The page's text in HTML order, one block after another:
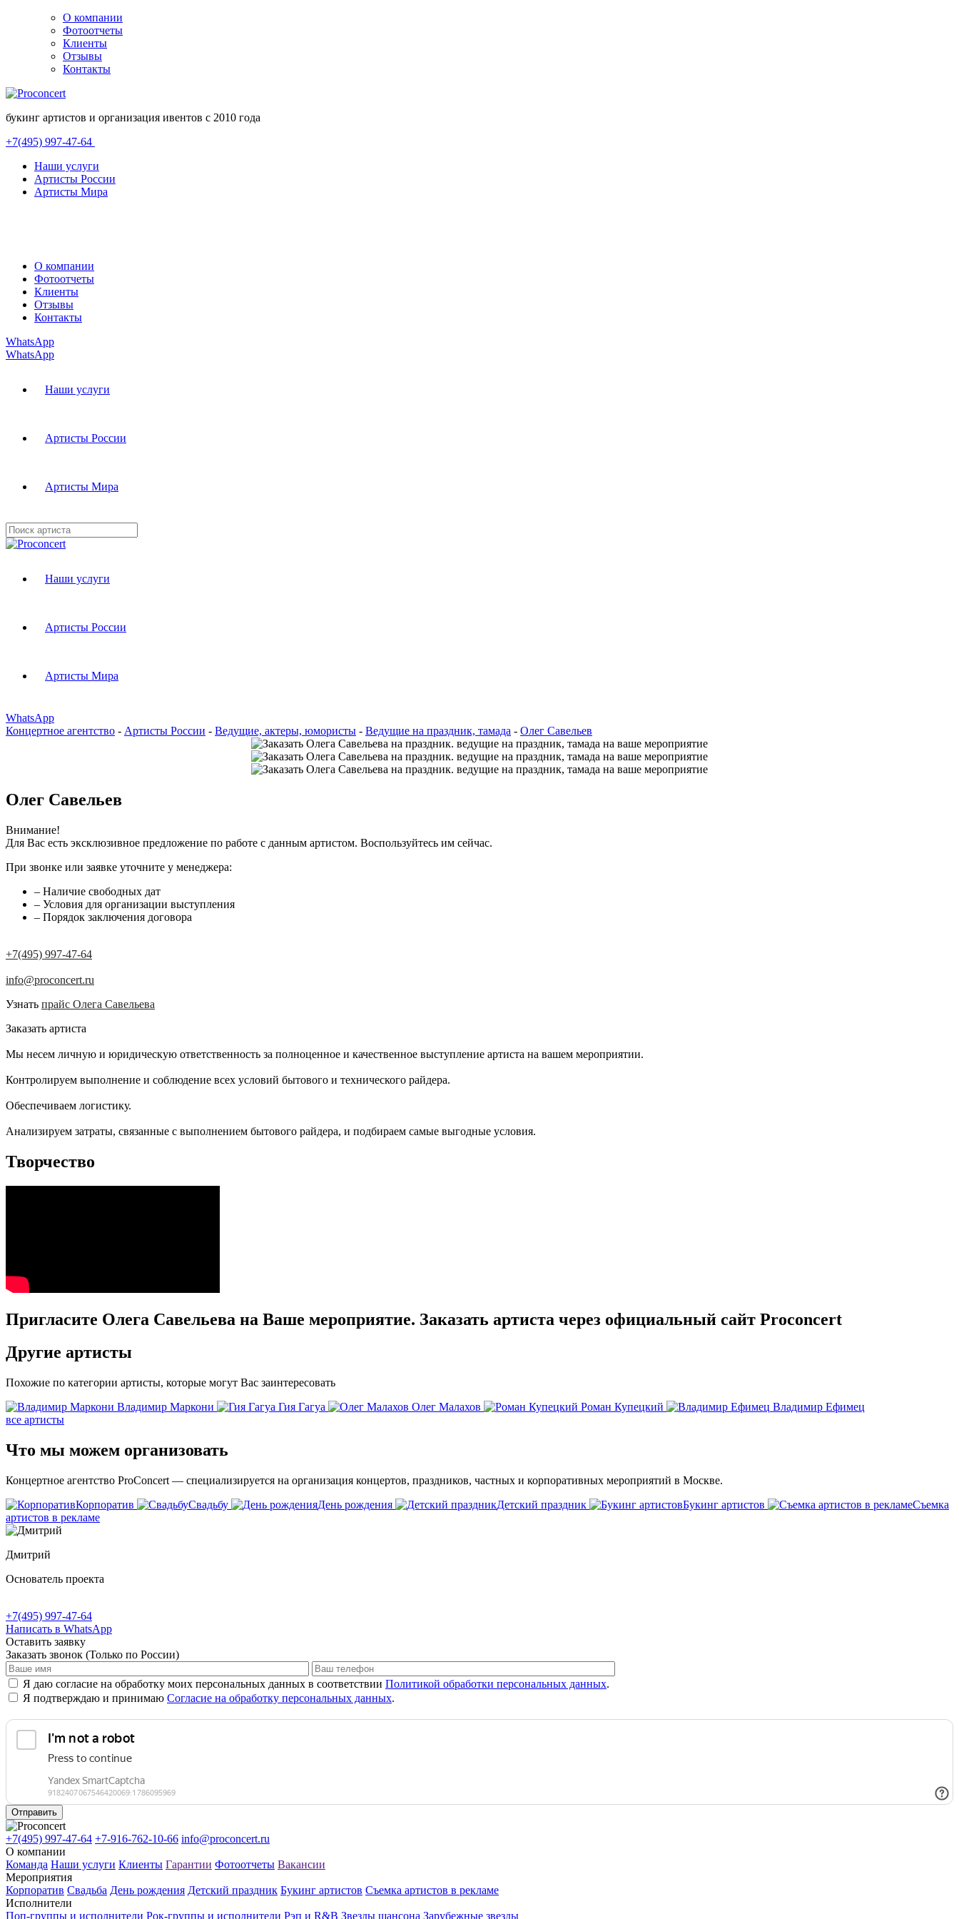
О компании
Фотоотчеты
Клиенты
Отзывы
Контакты
букинг артистов и организация ивентов с 2010 года
+7(495) 997-47-64
Наши услуги
Артисты России
Артисты Мира
О компании
Фотоотчеты
Клиенты
Отзывы
Контакты
WhatsApp
WhatsApp
Наши услуги
Артисты России
Артисты Мира
Наши услуги
Артисты России
Артисты Мира
WhatsApp
Концертное агентство - Артисты России - Ведущие, актеры, юмористы - Ведущие на праздник, тамада - Олег Савельев
Олег Савельев
Внимание!
Для Вас есть эксклюзивное предложение по работе с данным артистом. Воспользуйтесь им сейчас.
При звонке или заявке уточните у менеджера:
– Наличие свободных дат
– Условия для организации выступления
– Порядок заключения договора
+7(495) 997-47-64
info@proconcert.ru
Узнать прайс Олега Савельева
Заказать артиста
Мы несем личную и юридическую ответственность за полноценное и качественное выступление артиста на вашем мероприятии.
Контролируем выполнение и соблюдение всех условий бытового и технического райдера.
Обеспечиваем логистику.
Анализируем затраты, связанные с выполнением бытового райдера, и подбираем самые выгодные условия.
Творчество
Пригласите Олега Савельева на Ваше мероприятие. Заказать артиста через официальный сайт Proconcert
Другие артисты
Похожие по категории артисты, которые могут Вас заинтересовать
Владимир Маркони
Гия Гагуа Олег Малахов Роман Купецкий
Владимир Ефимец
все артисты
Что мы можем организовать
Концертное агентство ProConcert — cпециализируется на организация концертов, праздников, частных и корпоративных мероприятий в Москве.
Корпоратив
Свадьбу День рождения Детский праздник Букинг артистов
Съемка
артистов в рекламе
Дмитрий
Основатель проекта
+7(495) 997-47-64
Написать в WhatsApp
Оставить заявку
Заказать звонок (Только по России)
Я даю согласие на обработку моих персональных данных в соответствии Политикой обработки персональных данных.
Я подтверждаю и принимаю Согласие на обработку персональных данных.
Отправить
+7(495) 997-47-64 +7-916-762-10-66 info@proconcert.ru
О компании
Команда Наши услуги Клиенты Гарантии Фотоотчеты Вакансии
Мероприятия
Корпоратив Свадьба День рождения Детский праздник Букинг артистов Съемка артистов в рекламе
Исполнители
Поп-группы и исполнители Рок-группы и исполнители Рэп и R&B Звезды шансона Зарубежные звезды